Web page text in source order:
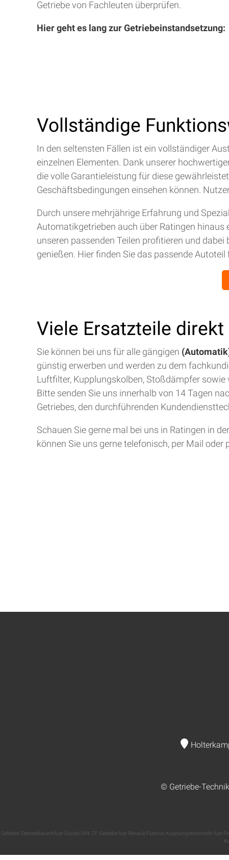
Getriebe von Fachleuten überprüfen.
Hier geht es lang zur Getriebeinstandsetzung:
Vollständige
In den seltensten Fällen ist ein vollständiger
einzelnen Elementen. Dank unserer
die volle Garantieleistung für diese
Geschäftsbedingungen einsehen können.
Durch unsere mehrjährige Erfahrung und
Automatikgetrieben auch über Ratingen hinaus
unseren passenden Teilen profitieren und
genießen. Hier finden Sie das passende Autoteil
Viele Ersatzteile direkt
Sie können bei uns für alle gängigen
günstig erwerben und werden zu dem
Luftfilter, Kupplungskolben, Stoßdämpfer sowie
Bitte senden Sie uns innerhalb von 14 Tagen
Getriebes, den durchführenden
Schauen Sie gerne mal bei uns in Ratingen in
können Sie uns gerne telefonisch, per Mail
© Getriebe-
Getriebe Zahnradtausch fuer Suzuki SX4 ZF Getriebe fuer Renault Fluence, Kupplungstrommeln fuer